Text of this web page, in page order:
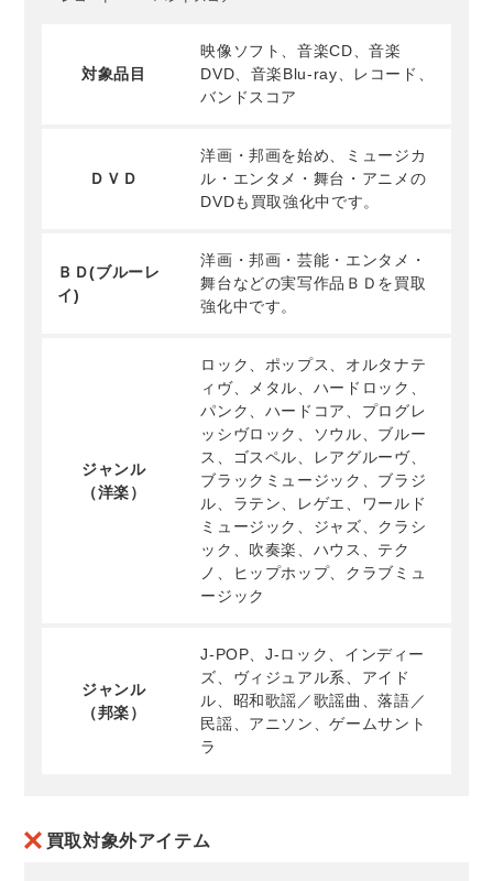
対象品目
映像ソフト、音楽CD、音楽
DVD、音楽Blu-ray、レコード、
バンドスコア
ＤＶＤ
洋画・邦画を始め、ミュージカ
ル・エンタメ・舞台・アニメの
DVDも買取強化中です。
ＢＤ(ブルーレ
イ)
洋画・邦画・芸能・エンタメ・
舞台などの実写作品ＢＤを買取
強化中です。
ジャンル
（洋楽）
ロック、ポップス、オルタナテ
ィヴ、メタル、ハードロック、
パンク、ハードコア、プログレ
ッシヴロック、ソウル、ブルー
ス、ゴスペル、レアグルーヴ、
ブラックミュージック、ブラジ
ル、ラテン、レゲエ、ワールド
ミュージック、ジャズ、クラシ
ック、吹奏楽、ハウス、テク
ノ、ヒップホップ、クラブミュ
ージック
ジャンル
（邦楽）
J-POP、J-ロック、インディー
ズ、ヴィジュアル系、アイド
ル、昭和歌謡／歌謡曲、落語／
民謡、アニソン、ゲームサント
ラ
買取対象外アイテム